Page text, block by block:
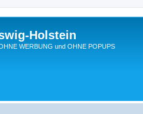
Holstein
WERBUNG und OHNE POPUPS